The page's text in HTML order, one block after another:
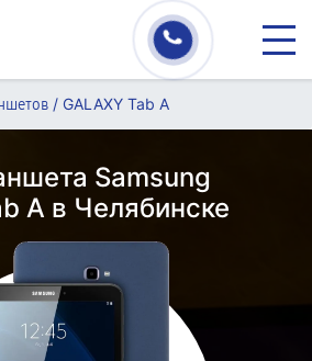
/ GALAXY Tab A
Samsung
A в Челябинске